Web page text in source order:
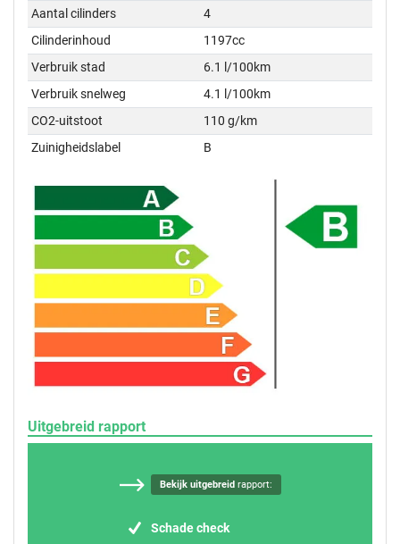
Aantal cilinders
4
Cilinderinhoud
1197cc
Verbruik stad
6.1 l/100km
Verbruik snelweg
4.1 l/100km
CO2-uitstoot
110 g/km
Zuinigheidslabel
B
Uitgebreid rapport
Bekijk uitgebreidrapport:
Schade check